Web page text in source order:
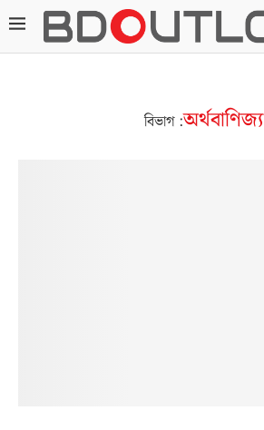
বিভাগ :অর্থবাণিজ্য